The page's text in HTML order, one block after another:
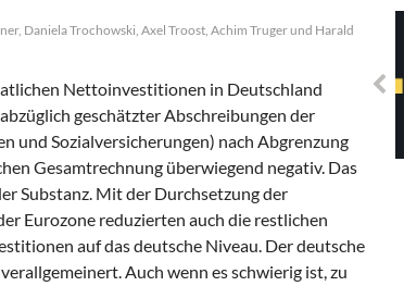
Daniela Trochowski, Axel Troost, Achim Truger und Harald
Nettoinvestitionen in Deutschland
geschätzter Abschreibungen der
und Sozialversicherungen) nach Abgrenzung
Gesamtrechnung überwiegend negativ. Das
Substanz. Mit der Durchsetzung der
Eurozone reduzierten auch die restlichen
auf das deutsche Niveau. Der deutsche
Auch wenn es schwierig ist, zu
Solidarisches EUropa -